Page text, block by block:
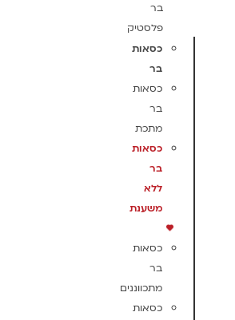
בר
פלסטיק
כסאות
בר
כסאות
בר
מתכת
כסאות
בר
ללא
משענת
כסאות
בר
מתכווננים
כסאות